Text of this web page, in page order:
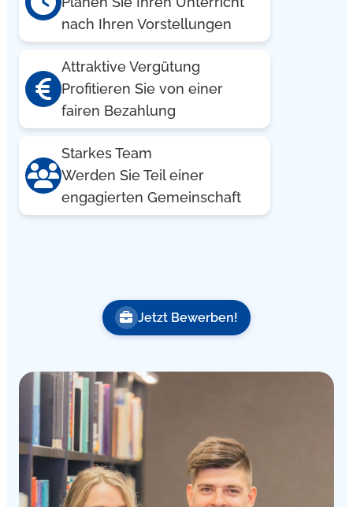
nach Ihren Vorstellungen
Attraktive Vergütung
Profitieren Sie von einer
fairen Bezahlung
Starkes Team
Werden Sie Teil einer
engagierten Gemeinschaft
Jetzt Bewerben!